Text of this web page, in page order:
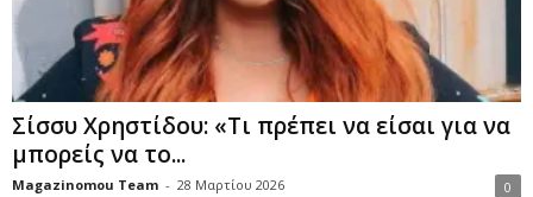
Σίσσυ Χρηστίδου: «Τι πρέπει να είσαι για να
μπορείς να το...
Magazinomou Team - 28 Μαρτίου 2026 0